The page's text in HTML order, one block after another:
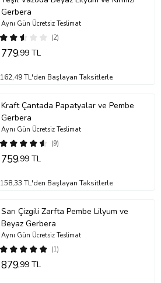
Gerbera
(2)
Aynı Gün Ücretsiz Teslimat
779,99 TL
162,49 TL'den Başlayan Taksitlerle
Kraft Çantada Papatyalar ve Pembe
Gerbera
(9)
Aynı Gün Ücretsiz Teslimat
759,99 TL
158,33 TL'den Başlayan Taksitlerle
Sarı Çizgili Zarfta Pembe Lilyum ve
Beyaz Gerbera
(1)
Aynı Gün Ücretsiz Teslimat
879,99 TL